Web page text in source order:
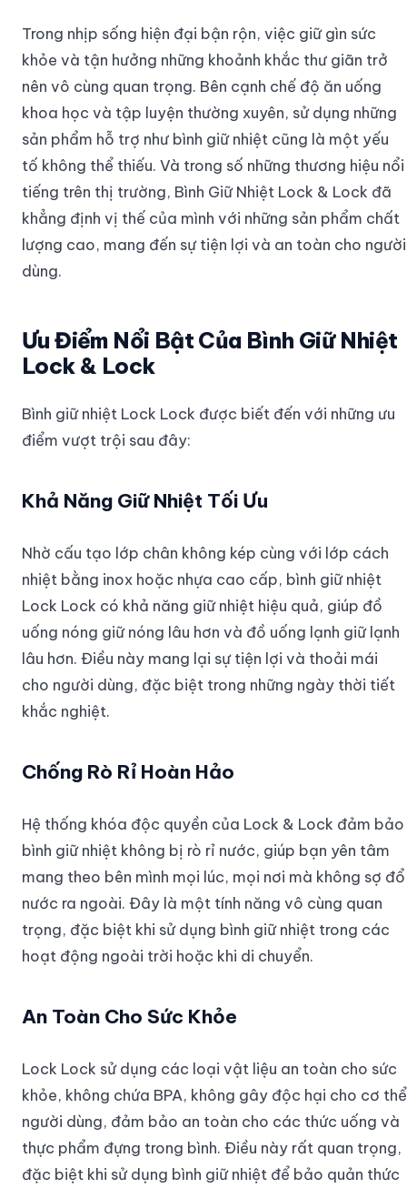
Trong nhịp sống hiện đại bận rộn, việc giữ gìn sức
khỏe và tận hưởng những khoảnh khắc thư giãn trở
nên vô cùng quan trọng. Bên cạnh chế độ ăn uống
khoa học và tập luyện thường xuyên, sử dụng những
sản phẩm hỗ trợ như bình giữ nhiệt cũng là một yếu
tố không thể thiếu. Và trong số những thương hiệu nổi
tiếng trên thị trường, Bình Giữ Nhiệt Lock & Lock đã
khẳng định vị thế của mình với những sản phẩm chất
lượng cao, mang đến sự tiện lợi và an toàn cho người
dùng.
Ưu Điểm Nổi Bật Của Bình Giữ Nhiệt
Lock & Lock
Bình giữ nhiệt Lock Lock được biết đến với những ưu
điểm vượt trội sau đây:
Khả Năng Giữ Nhiệt Tối Ưu
Nhờ cấu tạo lớp chân không kép cùng với lớp cách
nhiệt bằng inox hoặc nhựa cao cấp, bình giữ nhiệt
Lock Lock có khả năng giữ nhiệt hiệu quả, giúp đồ
uống nóng giữ nóng lâu hơn và đồ uống lạnh giữ lạnh
lâu hơn. Điều này mang lại sự tiện lợi và thoải mái
cho người dùng, đặc biệt trong những ngày thời tiết
khắc nghiệt.
Chống Rò Rỉ Hoàn Hảo
Hệ thống khóa độc quyền của Lock & Lock đảm bảo
bình giữ nhiệt không bị rò rỉ nước, giúp bạn yên tâm
mang theo bên mình mọi lúc, mọi nơi mà không sợ đổ
nước ra ngoài. Đây là một tính năng vô cùng quan
trọng, đặc biệt khi sử dụng bình giữ nhiệt trong các
hoạt động ngoài trời hoặc khi di chuyển.
An Toàn Cho Sức Khỏe
Lock Lock sử dụng các loại vật liệu an toàn cho sức
khỏe, không chứa BPA, không gây độc hại cho cơ thể
người dùng, đảm bảo an toàn cho các thức uống và
thực phẩm đựng trong bình. Điều này rất quan trọng,
đặc biệt khi sử dụng bình giữ nhiệt để bảo quản thức